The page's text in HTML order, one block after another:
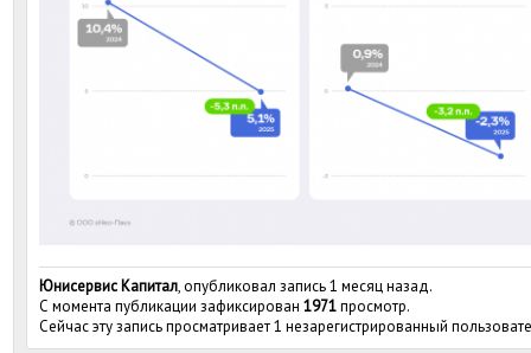
Юнисервис Капитал, опубликовал запись 1 месяц назад.
С момента публикации зафиксирован 1971просмотр.
Сейчас эту запись просматривает 1 незарегистрированный